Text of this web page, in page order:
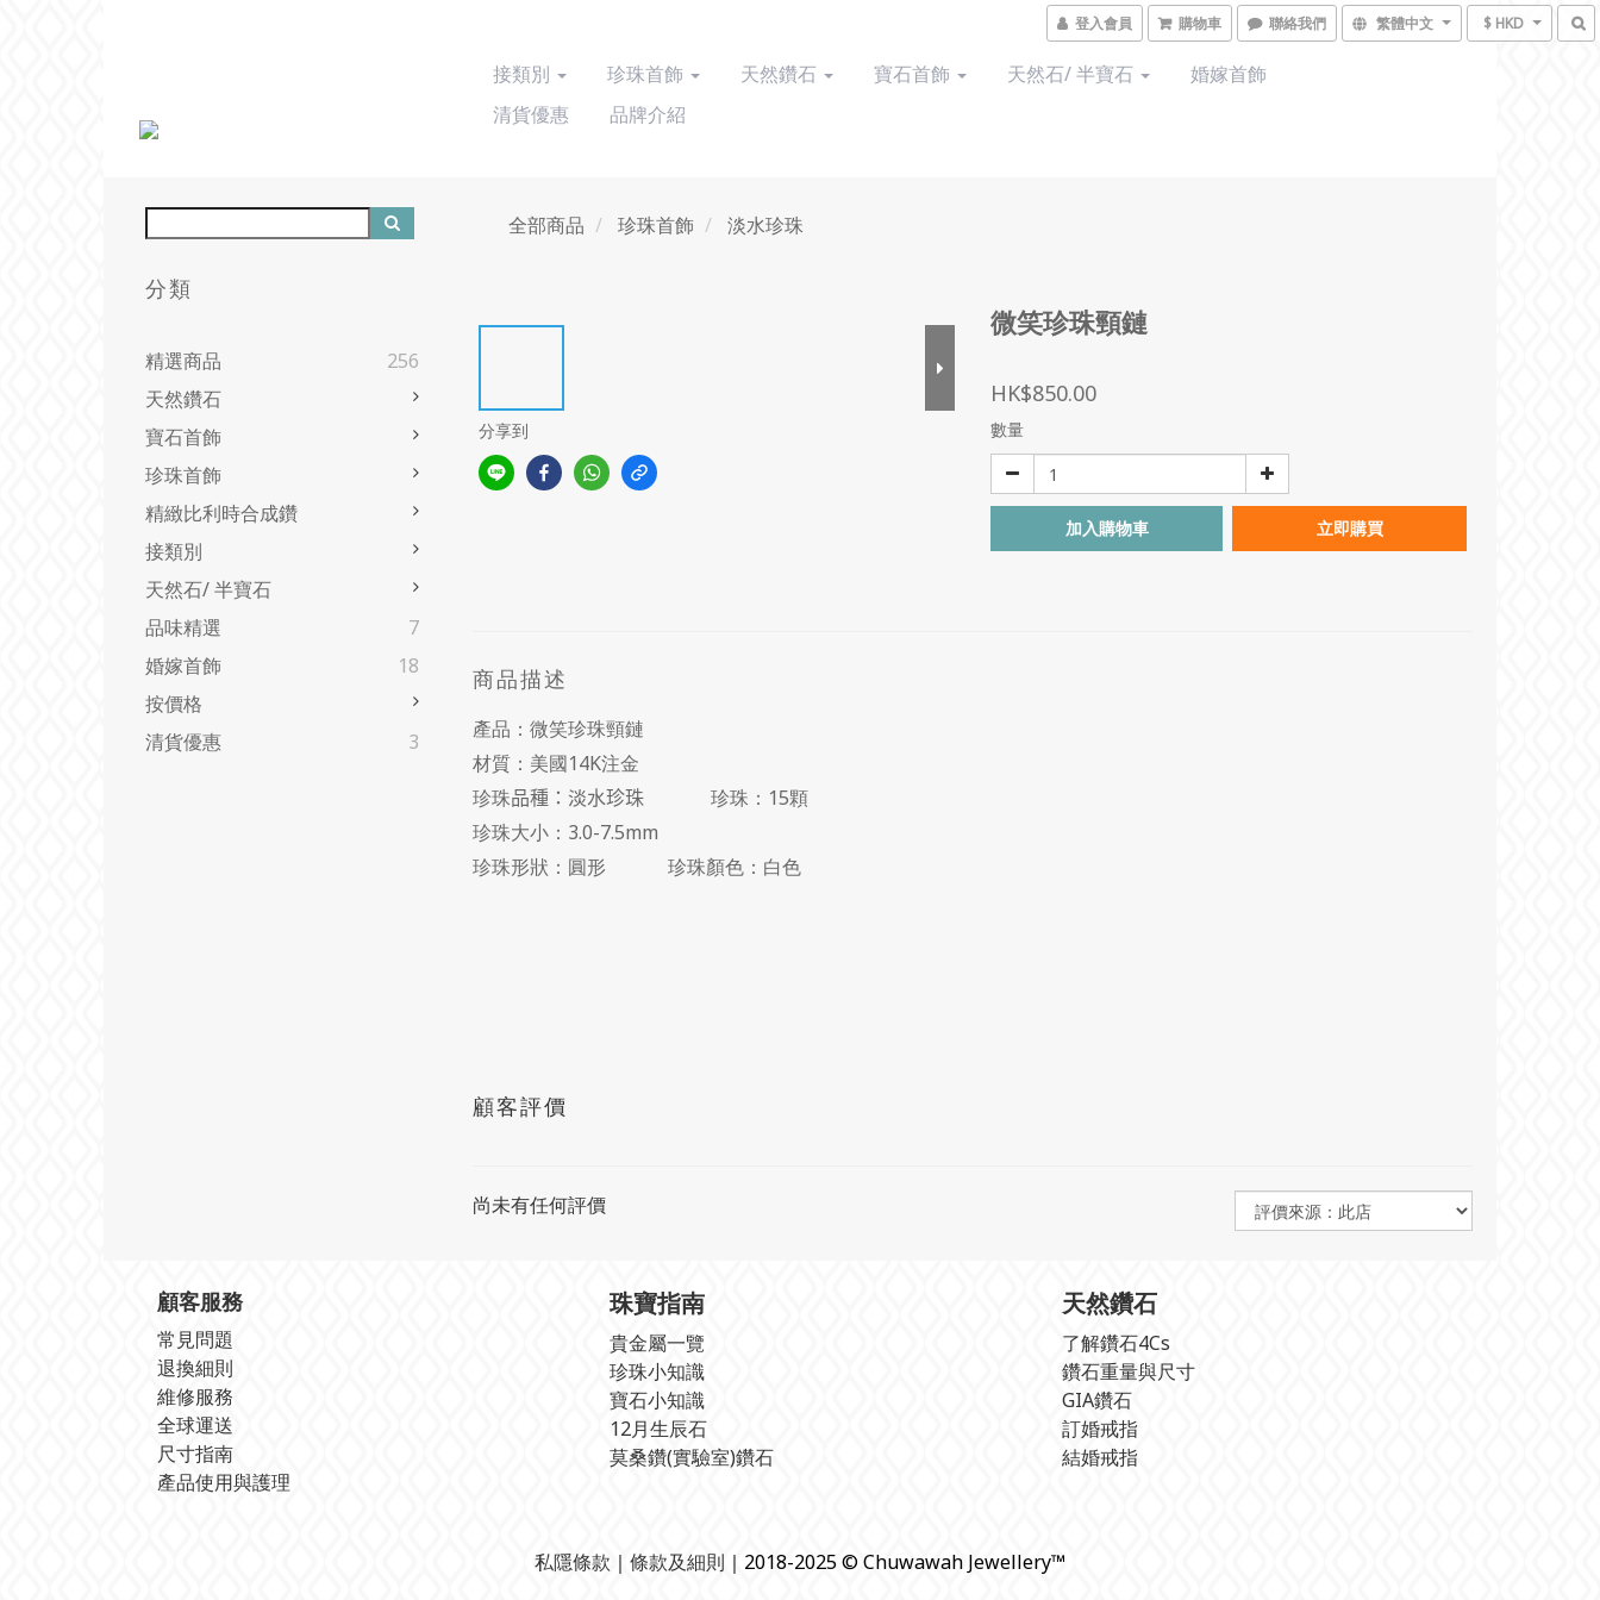
登入會員 購物車 聯絡我們 繁體中文 $ HKD
接類別 珍珠首飾 天然鑽石 寶石首飾 天然石/ 半寶石
婚嫁首飾
清貨優惠
品牌介紹
分類
精選商品
256
天然鑽石
寶石首飾
珍珠首飾
精緻比利時合成鑽
接類別
天然石/ 半寶石
品味精選
7
婚嫁首飾
18
按價格
清貨優惠
3
全部商品 珍珠首飾 淡水珍珠
分享到
微笑珍珠頸鏈
HK$850.00
數量
加入購物車 立即購買
商品描述
產品：微笑珍珠頸鏈
材質：美國14K注金
珍珠品種：淡水珍珠 珍珠：15顆
珍珠大小： 3.0-7.5mm
珍珠形狀：圓形 珍珠顏色：白色
顧客評價
尚未有任何評價
顧客服務
常見問題
退換細則
維修服務
全球運送
尺寸指南
產品使用與護理
珠寶指南
貴金屬一覽
珍珠小知識
寶石小知識
12月生辰石
莫桑鑽(實驗室)鑽石
天然鑽石
了解鑽石4Cs
鑽石重量與尺寸
GIA鑽石
訂婚戒指
結婚戒指
私隱條款 ｜ 條款及細則 ｜2018-2025 © Chuwawah Jewellery™